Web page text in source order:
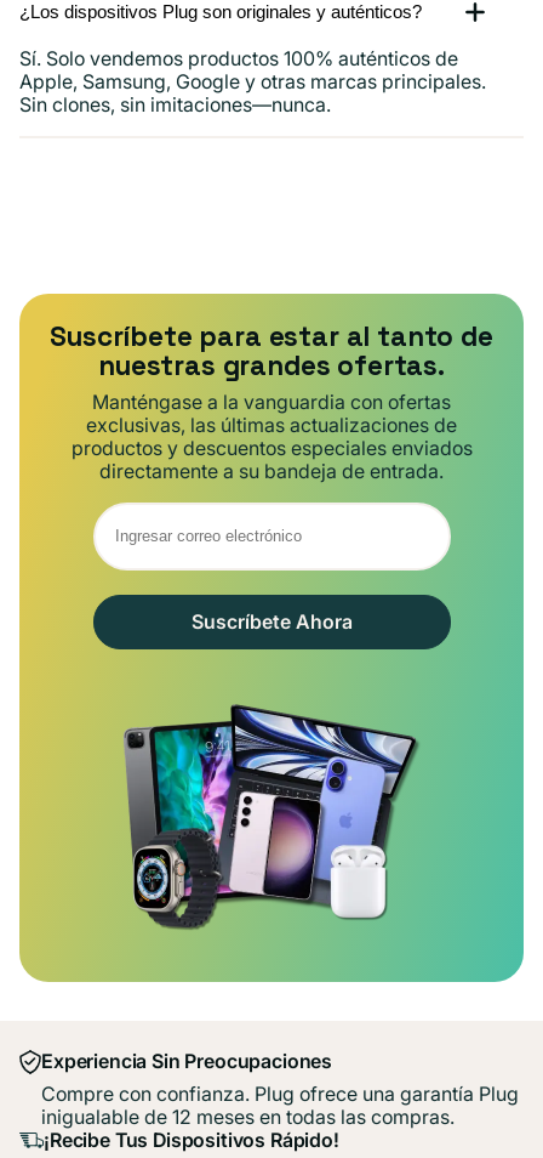
¿Los dispositivos Plug son originales y auténticos?
Sí. Solo vendemos productos 100% auténticos de
Apple, Samsung, Google y otras marcas principales.
Sin clones, sin imitaciones—nunca.
Suscríbete para estar al tanto de
nuestras grandes ofertas.
Manténgase a la vanguardia con ofertas
exclusivas, las últimas actualizaciones de
productos y descuentos especiales enviados
directamente a su bandeja de entrada.
Suscríbete Ahora
Experiencia Sin Preocupaciones
Compre con confianza. Plug ofrece una garantía Plug
inigualable de 12 meses en todas las compras.
¡Recibe Tus Dispositivos Rápido!